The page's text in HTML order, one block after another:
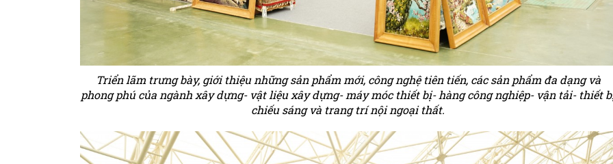
Triển lãm trưng bày, giới thiệu những sản phẩm mới, công nghệ tiên tiến, các sản phẩm đa dạng và
phong phú của ngành xây dựng- vật liệu xây dựng- máy móc thiết bị- hàng công nghiệp- vận tải- thiết
chiếu sáng và trang trí nội ngoại thất.